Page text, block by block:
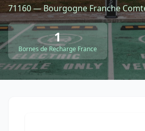
CGU-Confidentialité- Service
71160 — Bourgogne Franche
1
Bornes de Recharge France